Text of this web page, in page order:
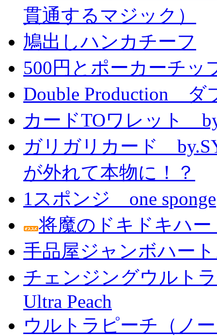
貫通するマジック）
鳩出しハンカチーフ
500円とポーカーチッ
Double Production ダ
カードTOワレット
ガリガリカード
が外れて本物に！？
1スポンジ one sponge
将魔のドキドキハ
手品屋ジャンボハー
チェンジングウルト
Ultra Peach
ウルトラピーチ（ノ